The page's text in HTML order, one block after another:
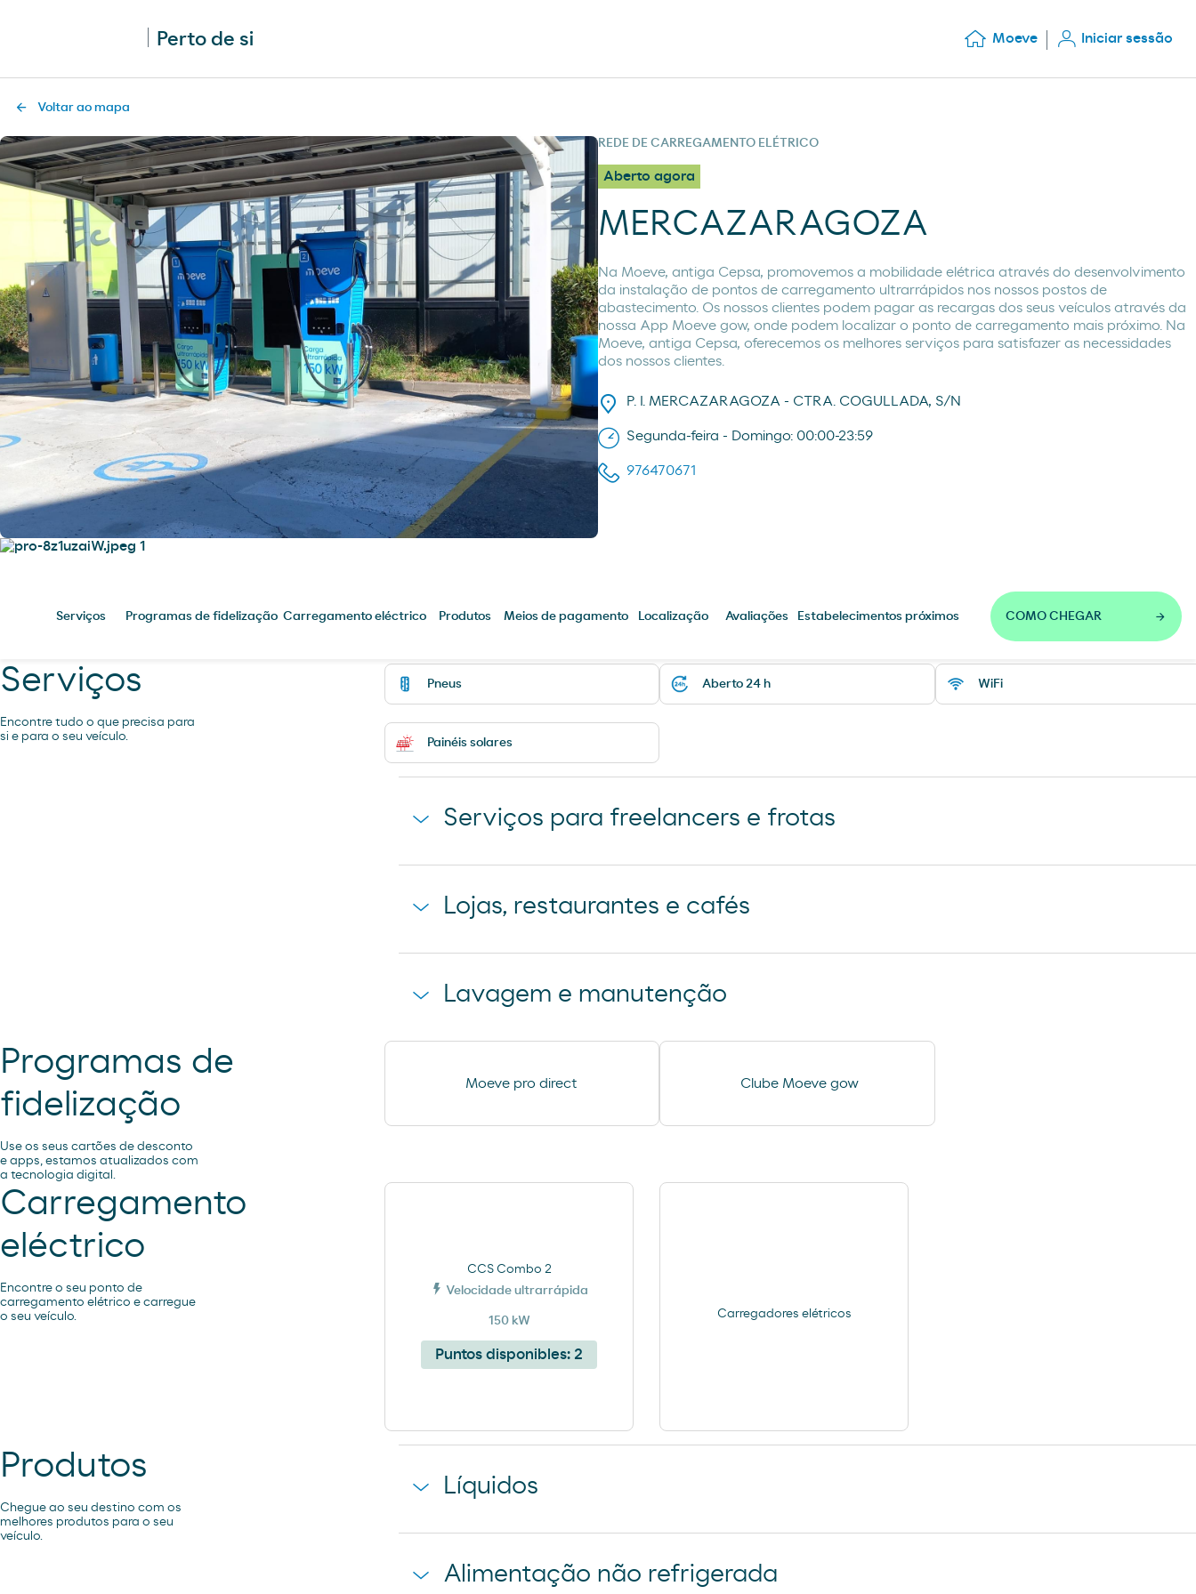
Perto de si Moeve Iniciar sessão
Voltar ao mapa
REDE DE CARREGAMENTO ELÉTRICO
Aberto agora
MERCAZARAGOZA
Na Moeve, antiga Cepsa, promovemos a mobilidade elétrica através do desenvolvimento
da instalação de pontos de carregamento ultrarrápidos nos nossos postos de
abastecimento. Os nossos clientes podem pagar as recargas dos seus veículos através da
nossa App Moeve gow, onde podem localizar o ponto de carregamento mais próximo. Na
Moeve, antiga Cepsa, oferecemos os melhores serviços para satisfazer as necessidades
dos nossos clientes.
P. I. MERCAZARAGOZA - CTRA. COGULLADA, S/N
Segunda-feira - Domingo: 00:00-23:59
976470671
Serviços Programas de fidelização Carregamento eléctrico Produtos Meios de pagamento Localização Avaliações Estabelecimentos próximos COMO CHEGAR
Serviços
Encontre tudo o que precisa para
si e para o seu veículo.
Pneus Aberto 24 h WiFi
Painéis solares
Serviços para freelancers e frotas
Chuveiros
Lojas, restaurantes e cafés
Pão de forno
Lavagem e manutenção
automóveis
Programas de
fidelização
Use os seus cartões de desconto
e apps, estamos atualizados com
a tecnologia digital.
Moeve pro direct Clube Moeve gow
Carregamento
eléctrico
Encontre o seu ponto de
carregamento elétrico e carregue
o seu veículo.
CCS Combo 2
Velocidade ultrarrápida
150 kW
Puntos disponibles: 2
Carregadores elétricos
Produtos
Chegue ao seu destino com os
melhores produtos para o seu
veículo.
Líquidos
cerveza mahou 5 estrellas
Alimentação não refrigerada